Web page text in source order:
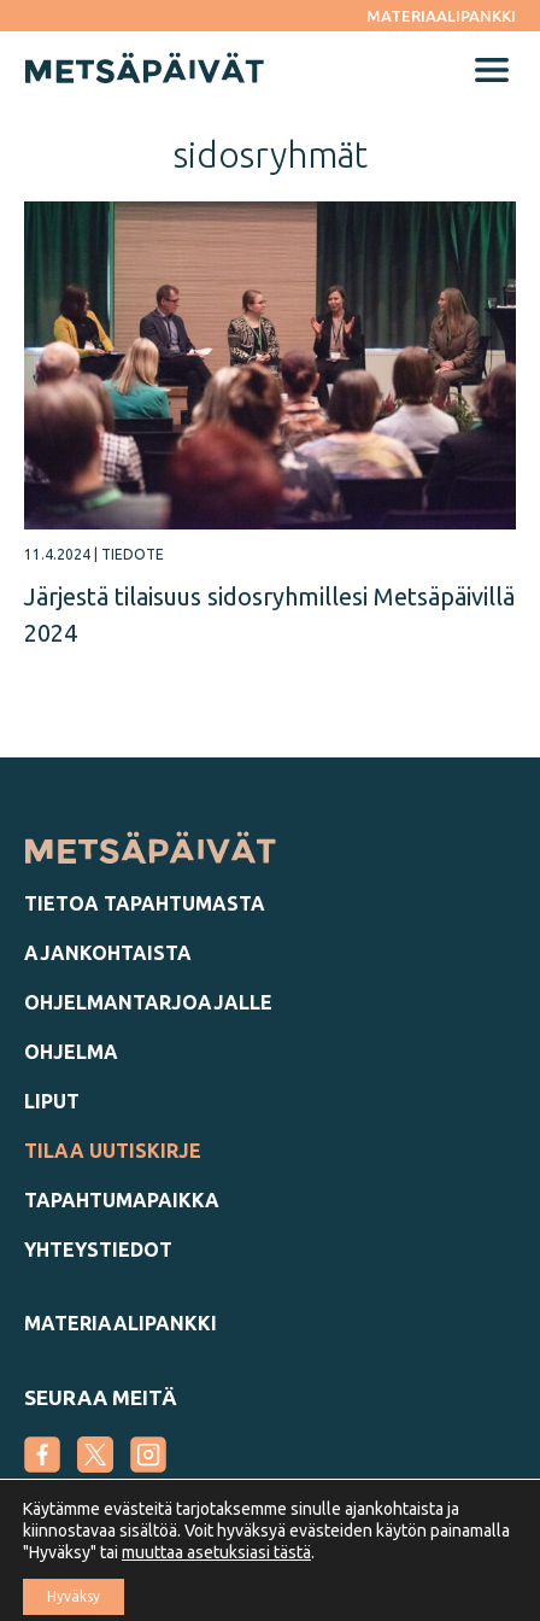
suoraan
MATERIAALIPANKKI
Menu
sidosryhmät
11.4.2024 TIEDOTE
Järjestä tilaisuus sidosryhmillesi Metsäpäivillä
2024
TIETOA TAPAHTUMASTA
AJANKOHTAISTA
OHJELMANTARJOAJALLE
OHJELMA
LIPUT
TILAA UUTISKIRJE
TAPAHTUMAPAIKKA
YHTEYSTIEDOT
MATERIAALIPANKKI
SEURAA MEITÄ
Suomen Metsäyhdistys
Käytämme evästeitä tarjotaksemme sinulle ajankohtaista ja
kiinnostavaa sisältöä. Voit hyväksyä evästeiden käytön painamalla
"Hyväksy" tai muuttaa asetuksiasi tästä.
Hyväksy